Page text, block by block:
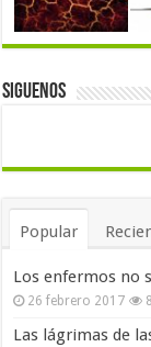
Siguenos
Popular
Los enfermos no
26 febrero 2017
Las lágrimas de